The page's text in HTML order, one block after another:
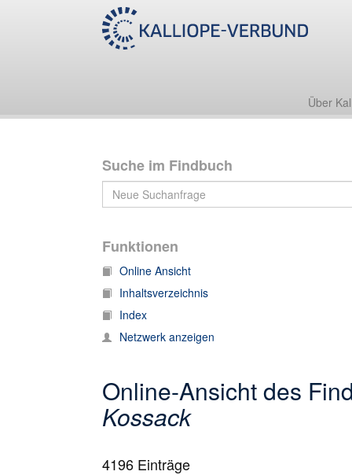
Über
Suche im Findbuch
Funktionen
Online Ansicht
Inhaltsverzeichnis
Index
Netzwerk anzeigen
Online-Ansicht des
Kossack
4196 Einträge
Nachlass Georg Kossack
Nachlass Kossack - Korrespondenz 1989-2004